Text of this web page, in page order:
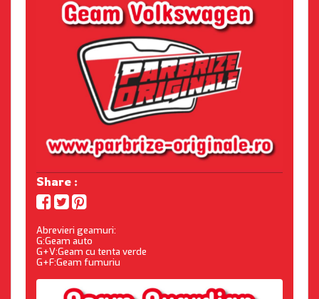
Share :
Abrevieri geamuri:
G:Geam auto
G+V:Geam cu tenta verde
G+F:Geam fumuriu